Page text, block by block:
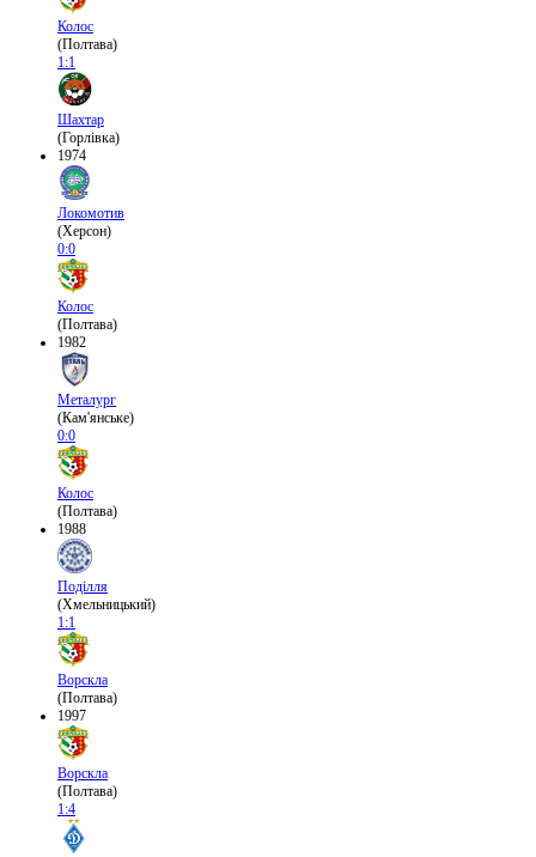
Колос
(Полтава)
1:1
Шахтар
(Горлівка)
1974
Локомотив
(Херсон)
0:0
Колос
(Полтава)
1982
Металург
(Кам'янське)
0:0
Колос
(Полтава)
1988
Поділля
(Хмельницький)
1:1
Ворскла
(Полтава)
1997
Ворскла
(Полтава)
1:4